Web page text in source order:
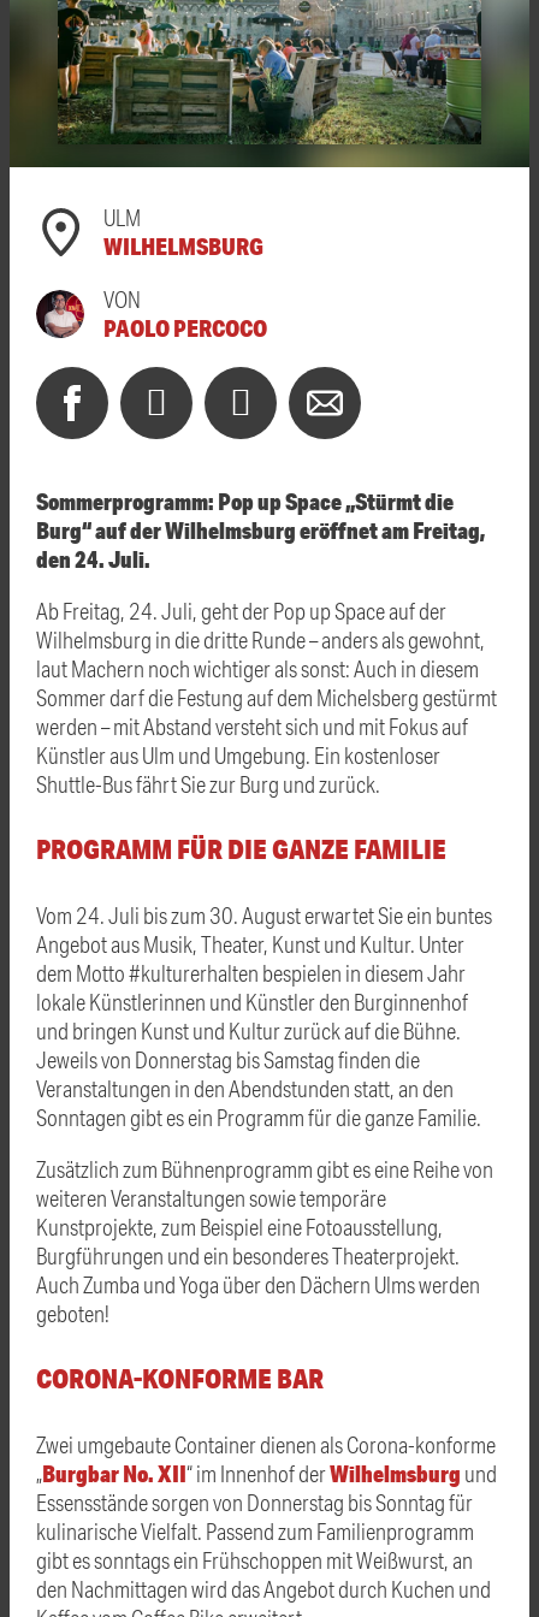
ULM
WILHELMSBURG
VON
PAOLO PERCOCO
Sommerprogramm: Pop up Space „Stürmt die
Burg“ auf der Wilhelmsburg eröffnet am Freitag,
den 24. Juli.
Ab Freitag, 24. Juli, geht der Pop up Space auf der
Wilhelmsburg in die dritte Runde – anders als gewohnt,
laut Machern noch wichtiger als sonst: Auch in diesem
Sommer darf die Festung auf dem Michelsberg gestürmt
werden – mit Abstand versteht sich und mit Fokus auf
Künstler aus Ulm und Umgebung. Ein kostenloser
Shuttle-Bus fährt Sie zur Burg und zurück.
PROGRAMM FÜR DIE GANZE FAMILIE
Vom 24. Juli bis zum 30. August erwartet Sie ein buntes
Angebot aus Musik, Theater, Kunst und Kultur. Unter
dem Motto #kulturerhalten bespielen in diesem Jahr
lokale Künstlerinnen und Künstler den Burginnenhof
und bringen Kunst und Kultur zurück auf die Bühne.
Jeweils von Donnerstag bis Samstag finden die
Veranstaltungen in den Abendstunden statt, an den
Sonntagen gibt es ein Programm für die ganze Familie.
Zusätzlich zum Bühnenprogramm gibt es eine Reihe von
weiteren Veranstaltungen sowie temporäre
Kunstprojekte, zum Beispiel eine Fotoausstellung,
Burgführungen und ein besonderes Theaterprojekt.
Auch Zumba und Yoga über den Dächern Ulms werden
geboten!
CORONA-KONFORME BAR
Zwei umgebaute Container dienen als Corona-konforme
„Burgbar No. XII“ im Innenhof derWilhelmsburg und
Essensstände sorgen von Donnerstag bis Sonntag für
kulinarische Vielfalt. Passend zum Familienprogramm
gibt es sonntags ein Frühschoppen mit Weißwurst, an
den Nachmittagen wird das Angebot durch Kuchen und